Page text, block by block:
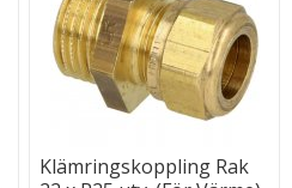
Klämringskoppling Rak